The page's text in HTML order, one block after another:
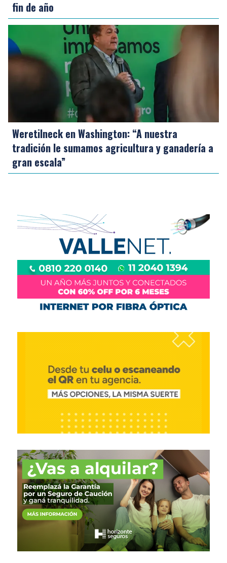
fin de año
Weretilneck en Washington: “A nuestra
tradición le sumamos agricultura y ganadería a
gran escala”